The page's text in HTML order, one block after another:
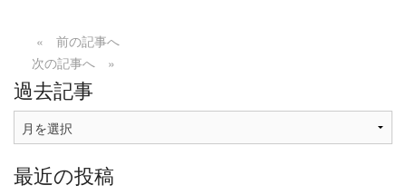
« 前の記事へ
次の記事へ »
過去記事
去
事
最近の投稿